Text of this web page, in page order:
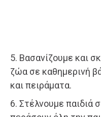
5. Βασανίζουμε και
ζώα σε καθημερινή
και πειράματα.
6. Στέλνουμε παιδιά